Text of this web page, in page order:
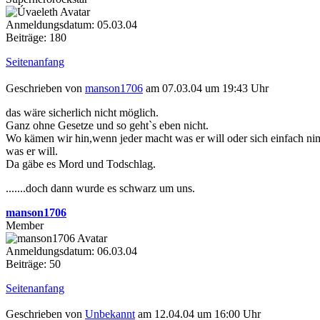
Anmeldungsdatum: 05.03.04
Beiträge: 180
Seitenanfang
Geschrieben von manson1706 am 07.03.04 um 19:43 Uhr
das wäre sicherlich nicht möglich.
Ganz ohne Gesetze und so geht`s eben nicht.
Wo kämen wir hin,wenn jeder macht was er will oder sich einfach
was er will.
Da gäbe es Mord und Todschlag.
.......doch dann wurde es schwarz um uns.
manson1706
Member
Anmeldungsdatum: 06.03.04
Beiträge: 50
Seitenanfang
Geschrieben von Unbekannt am 12.04.04 um 16:00 Uhr